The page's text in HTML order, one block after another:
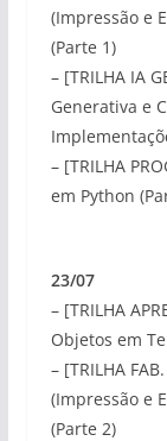
(Impressão e
(Parte 1)
– [TRILHA IA
Generativa e
– [TRILHA
em Python
23/07
– [TRILHA
Objetos em
– [TRILHA
(Impressão e
(Parte 2)